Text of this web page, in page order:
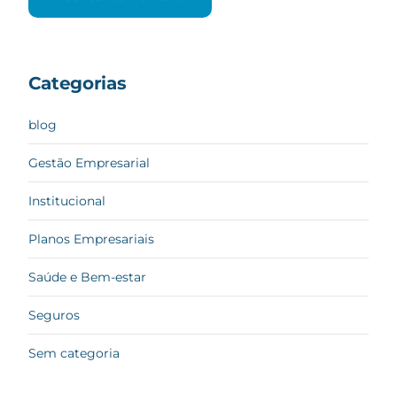
Categorias
blog
Gestão Empresarial
Institucional
Planos Empresariais
Saúde e Bem-estar
Seguros
Sem categoria